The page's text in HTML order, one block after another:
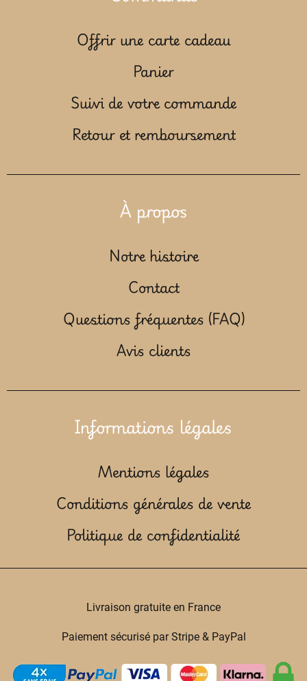
Offrir une carte cadeau
Panier
Suivi de votre commande
Retour et remboursement
À propos
Notre histoire
Contact
Questions fréquentes (FAQ)
Avis clients
Informations légales
Mentions légales
Conditions générales de vente
Politique de confidentialité
Livraison gratuite en France
Paiement sécurisé par Stripe & PayPal